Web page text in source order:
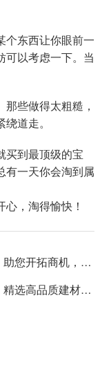
个东西让你眼前一
可以考虑一下。当
些做得太粗糙，
道走。
买到最顶级的宝
有一天你会淘到属
，淘得愉快！
四川区县农副产品批发：助您开拓商机，实现共赢
成都建筑装饰材料批发：精选高品质建材，打造理想家园